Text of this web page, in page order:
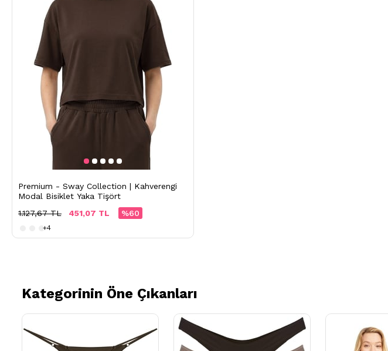
Premium - Sway Collection | Kahverengi
Modal Bisiklet Yaka Tişört
%60
451,07 TL
1.127,67 TL
+4
Kategorinin Öne Çıkanları